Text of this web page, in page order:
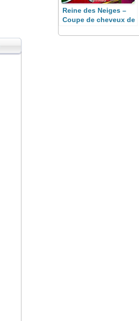
Reine des Neiges –
Coupe de cheveux de